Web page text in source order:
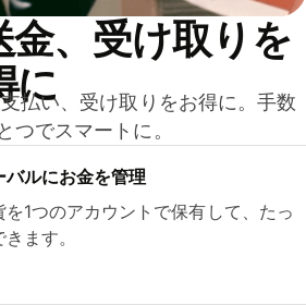
金、受け取りを
に
払い、受け取りをお得に。手数
つでスマートに。
バ⁠ルにお金を管理
を1つのアカウントで保有して、たっ
ます。